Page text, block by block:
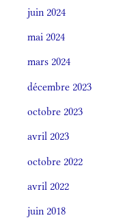
juin 2024
mai 2024
mars 2024
décembre 2023
octobre 2023
avril 2023
octobre 2022
avril 2022
juin 2018